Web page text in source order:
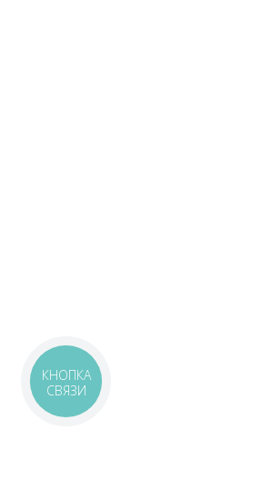
КНОПКА
СВЯЗИ